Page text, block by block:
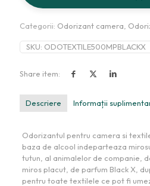
Categorii: Odorizant camera
SKU: ODOTEXTILE500MPBLACKX
Share item:
Descriere Informații
Odorizantul pentru camera si
baza de alcool indeparteaza
tutun, al animalelor de companie,
miros placut, de parfum Black X,
pentru toate textilele ce pot fi